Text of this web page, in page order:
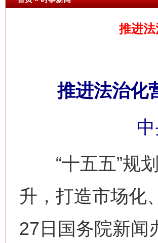
推进
推进法治化
“十五五”规划
升，打造市场化
27日国务院新闻